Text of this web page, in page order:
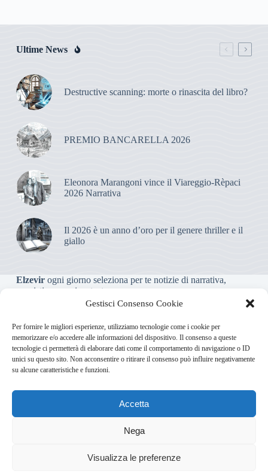
Gestisci Consenso Cookie
Per fornire le migliori esperienze, utilizziamo tecnologie come i cookie per
memorizzare e/o accedere alle informazioni del dispositivo. Il consenso a queste
tecnologie ci permetterà di elaborare dati come il comportamento di navigazione o ID
unici su questo sito. Non acconsentire o ritirare il consenso può influire negativamente
su alcune caratteristiche e funzioni.
Accetta
Nega
Visualizza le preferenze
Ultime News
Destructive scanning: morte o rinascita del libro?
PREMIO BANCARELLA 2026
Eleonora Marangoni vince il Viareggio-Rèpaci
2026 Narrativa
Il 2026 è un anno d’oro per il genere thriller e il
giallo
Elzevirogni giorno seleziona per te notizie di narrativa,
saggistica, poesia e teatro.
Testata giornalistica online non iscritta al Tribunale, che non
riceve contributi o agevolazioni pubbliche ai sensi dell’art. 3-
bis della legge 103/2012
Via Usodimare 3 - 37138 Verona (VR)info@elzevir.it bullet-